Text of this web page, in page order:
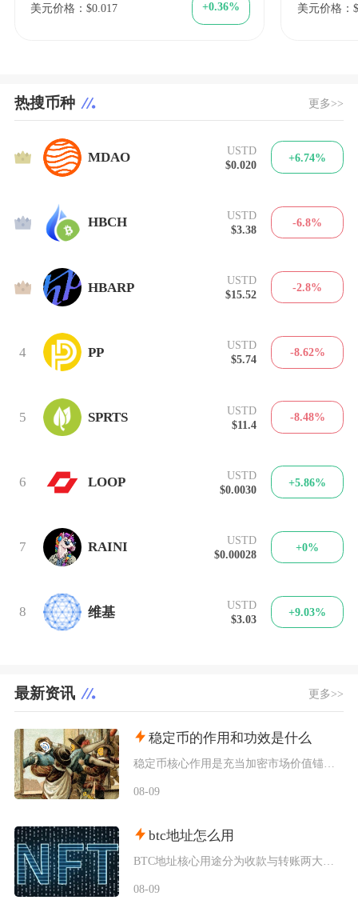
美元价格：$0.017 +0.36% 美元价格：
热搜币种 更多>>
1 MDAO
USTD
$0.020
+6.74%
2 HBCH
USTD
$3.38
-6.8%
3 HBARP
USTD
$15.52
-2.8%
4 PP
USTD
$5.74
-8.62%
5 SPRTS
USTD
$11.4
-8.48%
6 LOOP
USTD
$0.0030
+5.86%
7 RAINI
USTD
$0.00028
+0%
8 维基
USTD
$3.03
+9.03%
最新资讯 更多>>
稳定币的作用和功效是什么
稳定币核心作用是充当加密市场价值锚、链上通用结算货币、DeFi底层流动性载体以及低成本跨境
08-09
btc地址怎么用
08-09